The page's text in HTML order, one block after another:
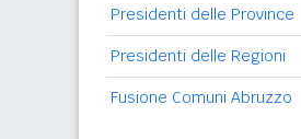
Presidenti delle Province
Presidenti delle Regioni
Fusione Comuni Abruzzo